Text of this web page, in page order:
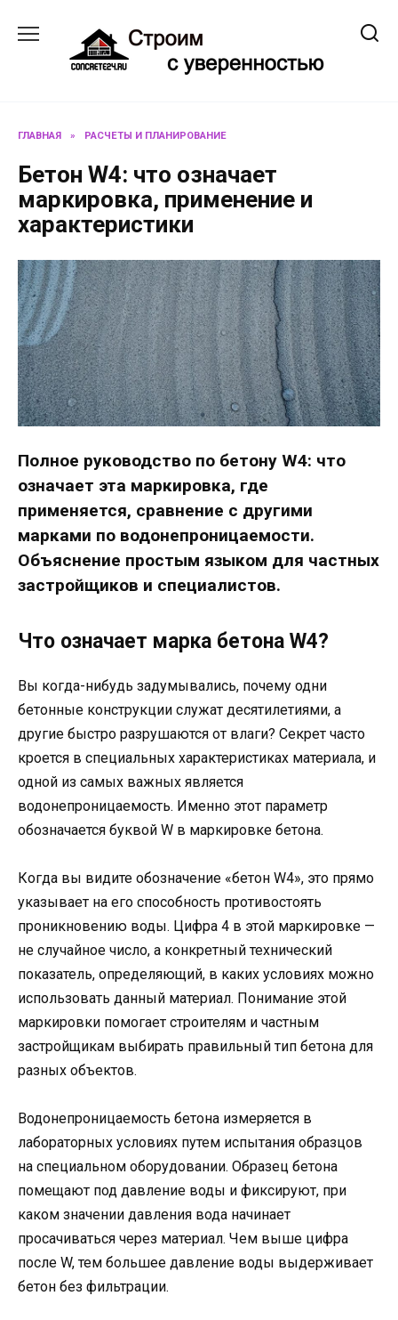
содержанию
ГЛАВНАЯ » РАСЧЕТЫ И ПЛАНИРОВАНИЕ
Бетон W4: что означает
маркировка, применение и
характеристики
Полное руководство по бетону W4: что
означает эта маркировка, где
применяется, сравнение с другими
марками по водонепроницаемости.
Объяснение простым языком для частных
застройщиков и специалистов.
Что означает марка бетона W4?
Вы когда-нибудь задумывались, почему одни
бетонные конструкции служат десятилетиями, а
другие быстро разрушаются от влаги? Секрет часто
кроется в специальных характеристиках материала, и
одной из самых важных является
водонепроницаемость. Именно этот параметр
обозначается буквой W в маркировке бетона.
Когда вы видите обозначение «бетон W4», это прямо
указывает на его способность противостоять
проникновению воды. Цифра 4 в этой маркировке —
не случайное число, а конкретный технический
показатель, определяющий, в каких условиях можно
использовать данный материал. Понимание этой
маркировки помогает строителям и частным
застройщикам выбирать правильный тип бетона для
разных объектов.
Водонепроницаемость бетона измеряется в
лабораторных условиях путем испытания образцов
на специальном оборудовании. Образец бетона
помещают под давление воды и фиксируют, при
каком значении давления вода начинает
просачиваться через материал. Чем выше цифра
после W, тем большее давление воды выдерживает
бетон без фильтрации.